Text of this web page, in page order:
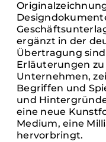
ergänzt in der
Übertragung
Erläuterungen zu
Unternehmen,
Begriffen und
und
eine neue
Medium, eine
hervorbringt.